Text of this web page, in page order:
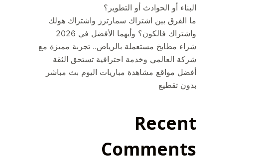
البناء أو الحوادث أو التطوير؟
ما الفرق بين اشتراك سمارترز واشتراك هولك
واشتراك فالكون؟ وأيهما الأفضل في 2026
شراء مطابخ مستعملة بالرياض.. تجربة مميزة مع
شركة العالمي وخدمة احترافية تستحق الثقة
أفضل مواقع مشاهدة مباريات اليوم بث مباشر
بدون تقطيع
Recent
Comments